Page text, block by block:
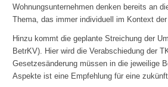
Wohnungsunternehmen denken bereits an
Thema, das immer individuell im Kontext
Hinzu kommt die geplante Streichung der
BetrKV). Hier wird die Verabschiedung der
Gesetzesänderung müssen in die jeweilige
Aspekte ist eine Empfehlung für eine